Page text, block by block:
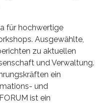
für hochwertige
Ausgewählte,
zu aktuellen
und Verwaltung.
ein
und
ist ein